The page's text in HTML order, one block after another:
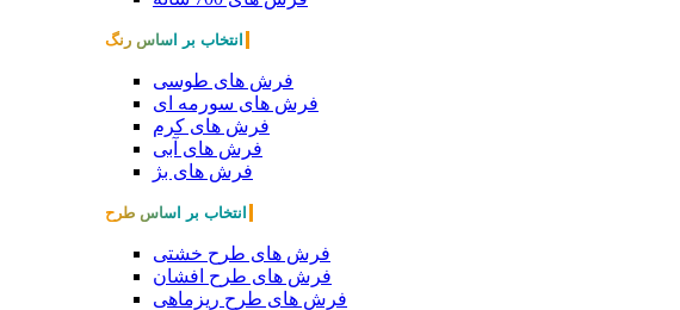
انتخاب بر اساس رنگ
فرش های طوسی
فرش های سورمه ای
فرش های کرم
فرش های آبی
فرش های بژ
انتخاب بر اساس طرح
فرش های طرح خشتی
فرش های طرح افشان
فرش های طرح ریزماهی